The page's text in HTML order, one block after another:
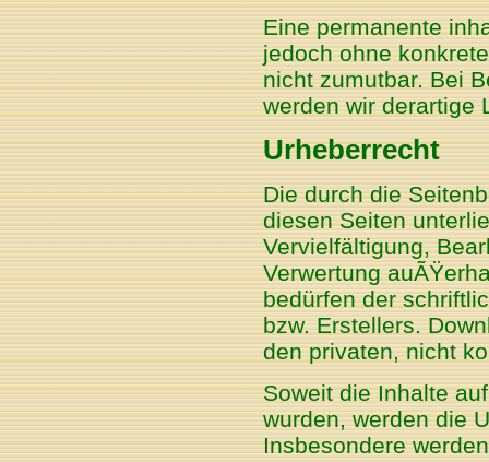
Eine permanente
jedoch ohne
nicht zumutbar. Bei
werden wir derartige
Urheberrecht
Die durch die
diesen Seiten
Vervielfältigung,
Verwertung
bedürfen der
bzw. Erstellers.
den privaten, nicht
Soweit die Inhalte
wurden, werden die
Insbesondere